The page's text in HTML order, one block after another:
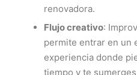
renovadora.
Flujo creativo:
permite entrar en un
experiencia donde
tiempo y te